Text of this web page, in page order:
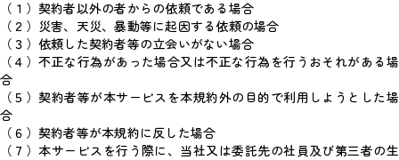
（１）契約者以外の者からの依頼である場合
（２）災害、天災、暴動等に起因する依頼の場合
（３）依頼した契約者等の立会いがない場合
（４）不正な行為があった場合又は不正な行為を行うおそれがある場
合
（５）契約者等が本サービスを本規約外の目的で利用しようとした場
合
（６）契約者等が本規約に反した場合
（７）本サービスを行う際に、当社又は委託先の社員及び第三者の生